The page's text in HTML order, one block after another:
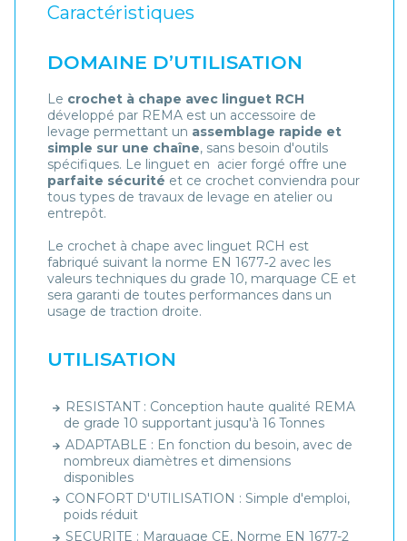
Caractéristiques
DOMAINE D’UTILISATION
Le crochet à chape avec linguet RCH
développé par REMA est un accessoire de
levage permettant un assemblage rapide et
simple sur une chaîne, sans besoin d'outils
spécifiques. Le linguet en acier forgé offre une
parfaite sécurité et ce crochet conviendra pour
tous types de travaux de levage en atelier ou
entrepôt.
Le crochet à chape avec linguet RCH est
fabriqué suivant la norme EN 1677‑2 avec les
valeurs techniques du grade 10, marquage CE et
sera garanti de toutes performances dans un
usage de traction droite.
UTILISATION
RESISTANT : Conception haute qualité REMA
de grade 10 supportant jusqu'à 16 Tonnes
ADAPTABLE : En fonction du besoin, avec de
nombreux diamètres et dimensions
disponibles
CONFORT D'UTILISATION : Simple d'emploi,
poids réduit
SECURITE : Marquage CE, Norme EN 1677-2